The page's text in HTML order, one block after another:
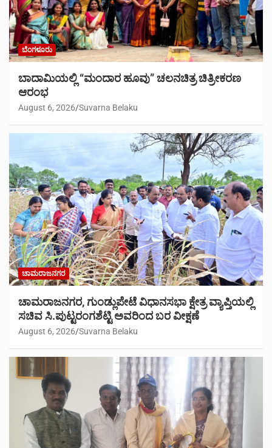
ಬೆಂಗಳೂರು
ಬಾದಾಮಿಯಲ್ಲಿ “ಮಂದಾರ ಹೂವು” ಚಲನಚಿತ್ರ ಚಿತ್ರೀಕರಣ
ಆರಂಭ
August 6, 2026 Suvarna Belaku
ಚಾಮರಾಜನಗರ
ಚಾಮರಾಜನಗರ, ಗುಂಡ್ಲುಪೇಟೆ ವಿಧಾನಸಭಾ ಕ್ಷೇತ್ರ ವ್ಯಾಪ್ತಿಯಲ್ಲಿ
ಸಚಿವ ಸಿ.ಪುಟ್ಟರಂಗಶೆಟ್ಟಿ ಅವರಿಂದ ಬರ ವೀಕ್ಷಣೆ
August 6, 2026 Suvarna Belaku